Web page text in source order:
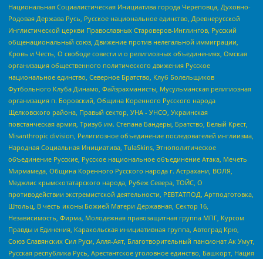
Национальная Социалистическая Инициатива города Череповца, Духовно-
Родовая Держава Русь, Русское национальное единство, Древнерусской
Инглистической церкви Православных Староверов-Инглингов, Русский
общенациональный союз, Движение против нелегальной иммиграции,
Кровь и Честь, О свободе совести и о религиозных объединениях, Омская
организация общественного политического движения Русское
национальное единство, Северное Братство, Клуб Болельщиков
Футбольного Клуба Динамо, Файзрахманисты, Мусульманская религиозная
организация п. Боровский, Община Коренного Русского народа
Щелковского района, Правый сектор, УНА - УНСО, Украинская
повстанческая армия, Тризуб им. Степана Бандеры, Братство, Белый Крест,
Misanthropic division, Религиозное объединение последователей инглиизма,
Народная Социальная Инициатива, TulaSkins, Этнополитическое
объединение Русские, Русское национальное объединение Атака, Мечеть
Мирмамеда, Община Коренного Русского народа г. Астрахани, ВОЛЯ,
Меджлис крымскотатарского народа, Рубеж Севера, ТОЙС, О
противодействии экстремистской деятельности, РЕВТАТПОД, Артподготовка,
Штольц, В честь иконы Божией Матери Державная, Сектор 16,
Независимость, Фирма, Молодежная правозащитная группа МПГ, Курсом
Правды и Единения, Каракольская инициативная группа, Автоград Крю,
Союз Славянских Сил Руси, Алля-Аят, Благотворительный пансионат Ак Умут,
Русская республика Русь, Арестантское уголовное единство, Башкорт, Нация